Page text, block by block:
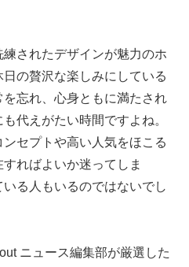
練されたデザインが魅力のホ
の贅沢な楽しみにしている
忘れ、心身ともに満たされ
代えがたい時間ですよね。
セプトや高い人気をほこる
ればよいか迷ってしま
る人もいるのではないでし
ニュース編集部が厳選した